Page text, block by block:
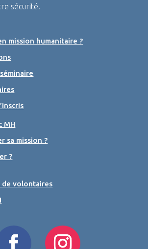
sécurité.
mission humanitaire ?
MH
sa mission ?
?
de volontaires